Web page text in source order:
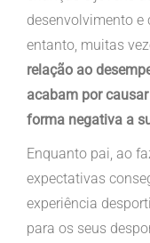
desenvolvimento e
entanto, muitas
relação ao
acabam por
forma negativa a
Enquanto pai, ao
expectativas
experiência
para os seus